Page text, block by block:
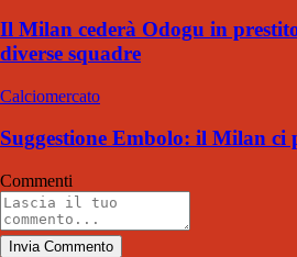
Il Milan cederà Odogu in
diverse squadre
Calciomercato
Suggestione Embolo: il Milan ci
Commenti
Invia Commento